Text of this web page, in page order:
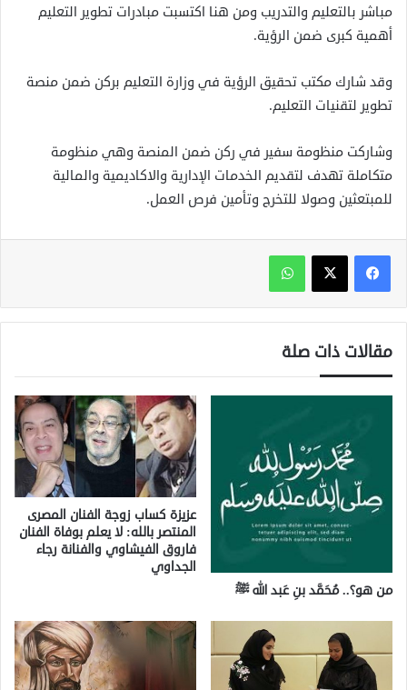
مباشر بالتعليم والتدريب ومن هنا اكتسبت مبادرات تطوير التعليم
أهمية كبرى ضمن الرؤية.
وقد شارك مكتب تحقيق الرؤية في وزارة التعليم بركن ضمن منصة
تطوير لتقنيات التعليم.
وشاركت منظومة سفير في ركن ضمن المنصة وهي منظومة
متكاملة تهدف لتقديم الخدمات الإدارية والاكاديمية والمالية
للمبتعثين وصولا للتخرج وتأمين فرص العمل.
واتساب
مقالات ذات صلة
من هو؟.. مُحَمَّد بنِ عَبد الله ﷺ
عزيزة كساب زوجة الفنان المصرى
المنتصر بالله: لا يعلم بوفاة الفنان
فاروق الفيشاوي والفنانة رجاء
الجداوي